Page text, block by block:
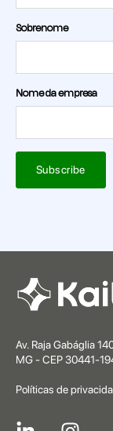
Sobrenome
Nome da empresa
Av. Raja Gabáglia
MG - CEP 30441-
Políticas de